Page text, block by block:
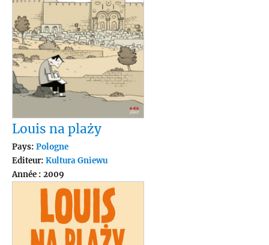
Louis na plaży
Pays: Pologne
Editeur: Kultura Gniewu
Année : 2009